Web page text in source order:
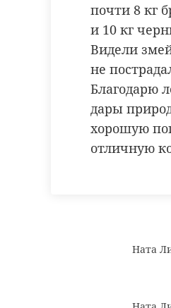
почти 8 кг
и 10 кг
Видели
не
Благодарю
дары
хорошую
отличную
Ната